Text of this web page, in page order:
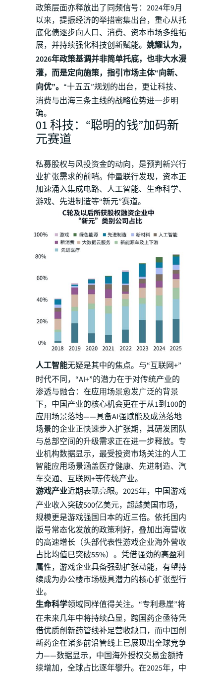
政策层面亦释放出了同频信号：2024年9月
以来，提振经济的举措密集出台，重心从托
底化债逐步向人口、消费、资本市场多维拓
展，并持续强化科技创新赋能。 姚耀认为，
2026年政策基调并非简单托底，也非大水漫
灌，而是定向施策，指引市场主体“向新、
向优”。 “十五五”规划的出台，更让科技、
消费与出海三条主线的战略位势进一步明
确。
01 科技：“聪明的钱”加码新
元赛道
私募股权与风投资金的动向，是预判新兴行
业扩张需求的前哨。仲量联行发现，资本正
加速涌入集成电路、人工智能、生命科学、
游戏、先进制造等“新元”赛道。
人工智能无疑是其中的焦点。与“互联网+”
时代不同，“AI+”的潜力在于对传统产业的
渗透与融合：在应用场景愈发广泛的背景
下，中国产业的核心机会更在于从1到100的
应用场景落地——具备AI强赋能及成熟落地
场景的企业正快速步入扩张期，其研发团队
与总部空间的升级需求正在进一步释放。专
业机构数据显示，最受投资市场关注的人工
智能应用场景涵盖医疗健康、先进制造、汽
车交通、互联网+等传统产业。
游戏产业近期表现亮眼。2025年，中国游戏
产业收入突破500亿美元，超越美国市场，
规模更是游戏强国日本的近三倍。依托国内
版号常态化发放的政策利好，叠加出海营收
的高速增长（头部代表性游戏企业海外营收
占比均值已突破55%）。凭借强劲的高盈利
属性，游戏企业具备强劲扩张动能，有望持
续成为办公楼市场极具潜力的核心扩张型行
业。
生命科学领域同样值得关注。“专利悬崖”将
在未来几年中将持续凸显，跨国药企亟待凭
借优质创新药管线补足营收缺口，而中国创
新药企在诸多前沿管线上已展现出全球竞争
力——数据显示，中国海外授权交易金额持
续增加，全球占比逐年攀升。在2025年，中